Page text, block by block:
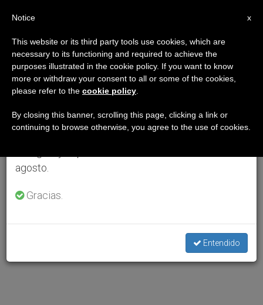
×
Aviso importante
Del 27 de julio al 7 de agosto haremos la pausa
anual, aprovechando que en el periodo de verano
se generan menos informaciones y también el
agosto.
Gracias.
Entendido
x
Notice
This website or its third party tools use cookies, which are
necessary to its functioning and required to achieve the
purposes illustrated in the cookie policy. If you want to know
more or withdraw your consent to all or some of the cookies,
please refer to the cookie policy
By closing this banner, scrolling this page, clicking a link or
continuing to browse otherwise, you agree to the use of cookies.